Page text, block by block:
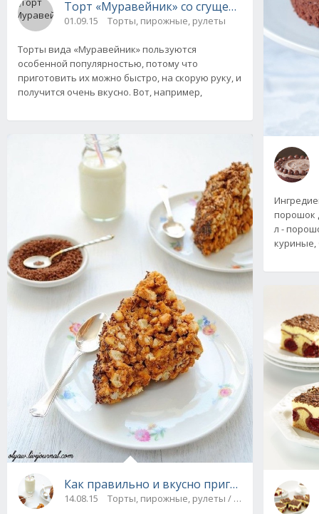
Торт «Муравейник» со сгущенным молоком
01.09.15 Торты, пирожные, рулеты
Торты вида «Муравейник» пользуются
особенной популярностью, потому что
приготовить их можно быстро, на скорую руку, и
получится очень вкусно. Вот, например,
Как правильно и вкусно приготовить
14.08.15 Торты, пирожные, рулеты / На скорую руку /
порошок
л -
куриные,